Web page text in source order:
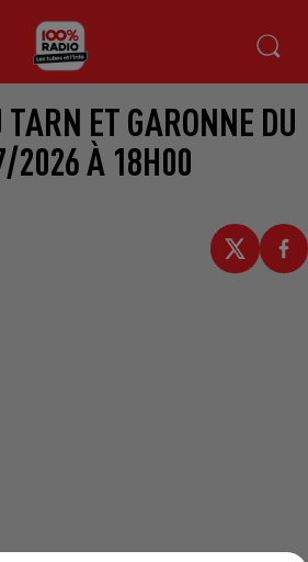
ET GARONNE DU
2026 À 18H00